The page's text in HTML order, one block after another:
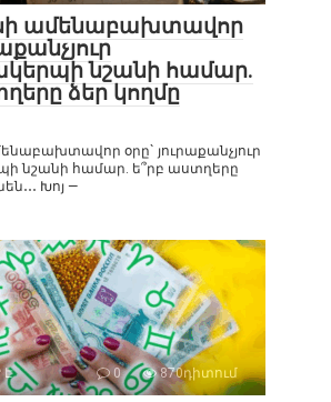
ամենաբախտավոր
նշանի համար.
ձեր կողմը
օրը` յուրաքանչյուր
նշանի համար. ե՞րբ աստղերը
Խոյ —
Է 0 870դիտում